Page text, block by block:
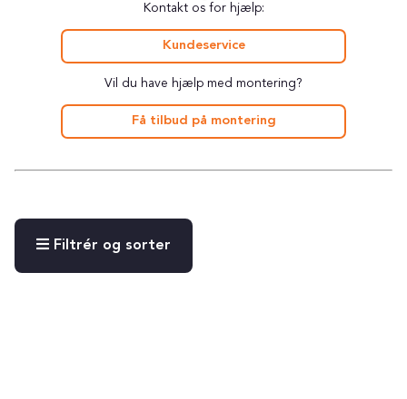
Kontakt os for hjælp:
Kundeservice
Vil du have hjælp med montering?
Få tilbud på montering
Filtrér og sorter